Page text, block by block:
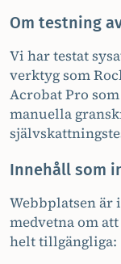
Om testning
Vi har testat
verktyg som
Acrobat Pro
manuella
Innehåll som
Webbplatsen är
medvetna om
helt tillgängliga: